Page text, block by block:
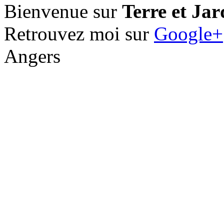
Bienvenue sur Terre et
Retrouvez moi sur Google+
Angers